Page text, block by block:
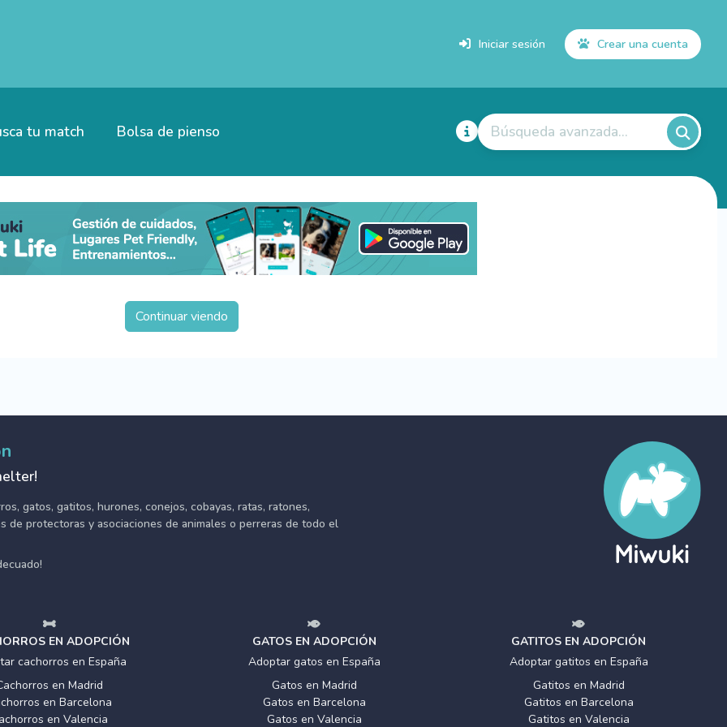
Iniciar sesión Crear una cuenta
tu match Bolsa de pienso Búsqueda avanzada...
Continuar viendo
gatos, gatitos, hurones, conejos, cobayas, ratas, ratones,
de protectoras y asociaciones de animales o perreras de todo el
EN ADOPCIÓN
cachorros en España
en Madrid
en Barcelona
en Valencia
GATOS EN ADOPCIÓN
Adoptar gatos en España
Gatos en Madrid
Gatos en Barcelona
Gatos en Valencia
GATITOS EN ADOPCIÓN
Adoptar gatitos en España
Gatitos en Madrid
Gatitos en Barcelona
Gatitos en Valencia